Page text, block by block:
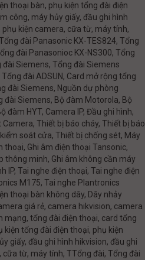
thoại bàn, phụ kiện tổng đài điện
công, máy hủy giấy, đầu ghi hình
kiện camera, cữa từ, máy tính,
đài Panasonic KX-TES824, Tổng
đài Panasonioc KX-NS300, Tổng
Siemens, Tổng đài Siemens
đài ADSUN, Card mở rộng tổng
đài Siemens, Nguồn dự phòng
đài Siemens, Bộ đàm Motorola, Bộ
đàm HYT, Camera IP, Đầu ghi hình,
Thiết bị báo cháy, Thiết bị báo
soát cửa, Thiết bị chống sét, Máy
thoại, Ghi âm điện thoại Tansonic,
thông minh, Ghi âm không cần máy
IP, Tai nghe điện thoại, Tai nghe điện
M175, Tai nghe Plantronics
thoại bàn không dây, Dây nhảy
giá rẻ, camera hikvision, camera
mạng, tổng đài điện thoại, card tổng
kiện tổng đài điện thoại, phụ kiện
giấy, đầu ghi hình hikvision, đầu ghi
từ, máy tính, TTổng đài, Tổng đài